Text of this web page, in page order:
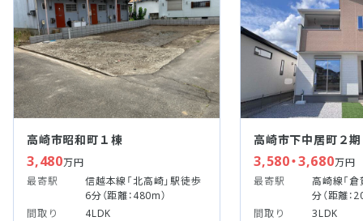
高崎市昭和町１棟
3,480万円
最寄駅
信越本線「北高崎」駅徒歩
6分（距離：480m）
間取り
4LDK
高崎市下中居町２
3,580・3,680万円
最寄駅
高崎線「
分（距離：
間取り
3LDK